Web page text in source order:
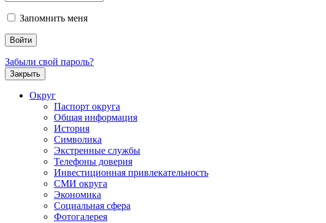
Запомнить меня
Забыли свой пароль?
Закрыть
Округ
Паспорт округа
Общая информация
История
Символика
Экстренные службы
Телефоны доверия
Инвестиционная привлекательность
СМИ округа
Экономика
Социальная сфера
Фотогалерея